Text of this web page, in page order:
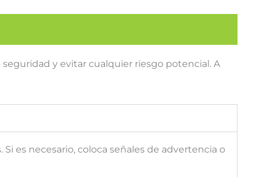
y evitar cualquier riesgo potencial. A
es necesario, coloca señales de advertencia o